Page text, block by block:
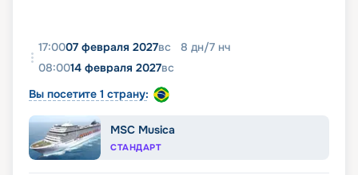
17:0007 февраля 2027вс 8 дн/7 нч
08:0014 февраля 2027вс
Вы посетите 1 страну:
MSC Musica
СТАНДАРТ